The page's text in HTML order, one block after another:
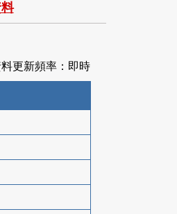
料更新頻率：即時